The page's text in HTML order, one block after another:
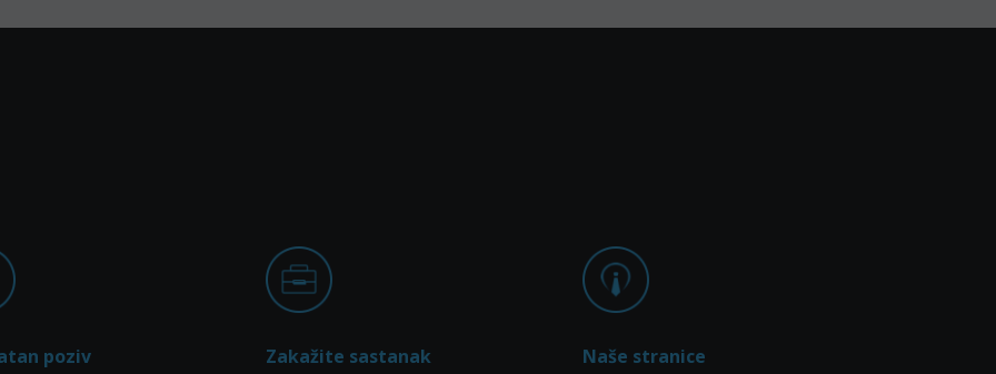
poziv Zakažite sastanak Naše stranice